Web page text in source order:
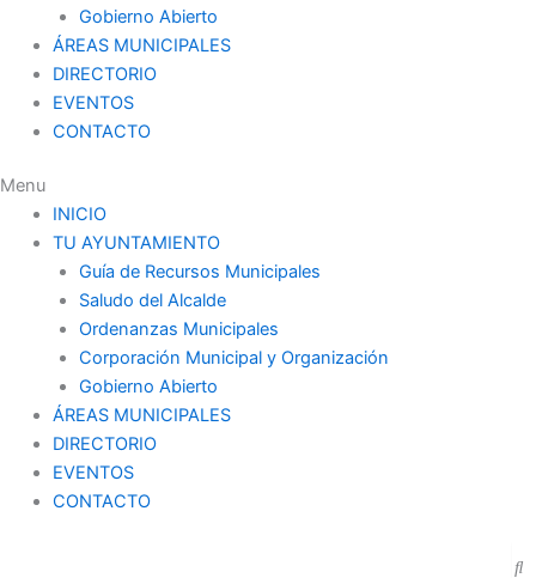
Gobierno Abierto
ÁREAS MUNICIPALES
DIRECTORIO
EVENTOS
CONTACTO
Menu
INICIO
TU AYUNTAMIENTO
Guía de Recursos Municipales
Saludo del Alcalde
Ordenanzas Municipales
Corporación Municipal y Organización
Gobierno Abierto
ÁREAS MUNICIPALES
DIRECTORIO
EVENTOS
CONTACTO